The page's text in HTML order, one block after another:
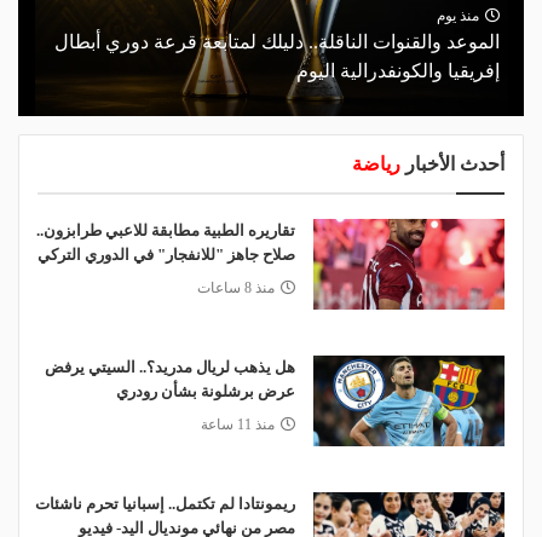
منذ يوم
الموعد والقنوات الناقلة.. دليلك لمتابعة قرعة دوري أبطال
إفريقيا والكونفدرالية اليوم
أحدث الأخبار رياضة
تقاريره الطبية مطابقة للاعبي طرابزون..
صلاح جاهز "للانفجار" في الدوري التركي
منذ 8 ساعات
هل يذهب لريال مدريد؟.. السيتي يرفض
عرض برشلونة بشأن رودري
منذ 11 ساعة
ريمونتادا لم تكتمل.. إسبانيا تحرم ناشئات
مصر من نهائي مونديال اليد- فيديو